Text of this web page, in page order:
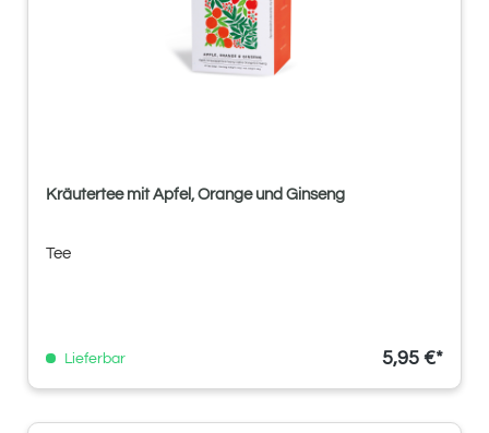
Kräutertee mit Apfel, Orange und Ginseng
Tee
Lieferbar 5,95 €*